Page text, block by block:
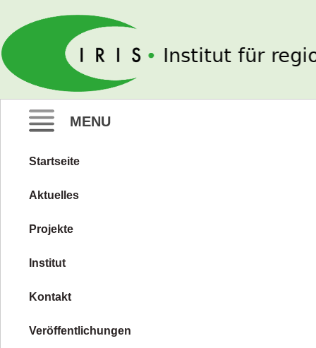
IRIS e. V.
MENU
Zum
springen
Startseite
Aktuelles
Projekte
Institut
Kontakt
Veröffentlichungen